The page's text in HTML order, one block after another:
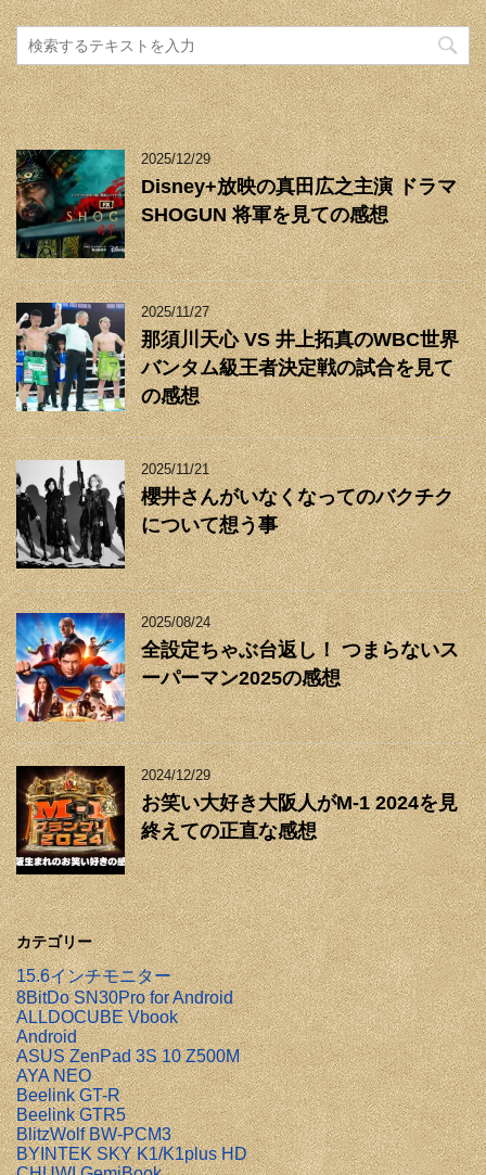
2025/12/29
Disney+放映の真田広之主演 ドラマ
SHOGUN 将軍を見ての感想
2025/11/27
那須川天心 VS 井上拓真のWBC世界
バンタム級王者決定戦の試合を見て
の感想
2025/11/21
櫻井さんがいなくなってのバクチク
について想う事
2025/08/24
全設定ちゃぶ台返し！ つまらないス
ーパーマン2025の感想
2024/12/29
お笑い大好き大阪人がM-1 2024を見
終えての正直な感想
カテゴリー
15.6インチモニター
8BitDo SN30Pro for Android
ALLDOCUBE Vbook
Android
ASUS ZenPad 3S 10 Z500M
AYA NEO
Beelink GT-R
Beelink GTR5
BlitzWolf BW-PCM3
BYINTEK SKY K1/K1plus HD